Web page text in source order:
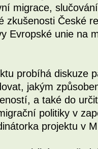
migrace,
zkušenosti České
Evropské unie na
probíhá diskuze
jakým
a také do
politiky v
projektu v